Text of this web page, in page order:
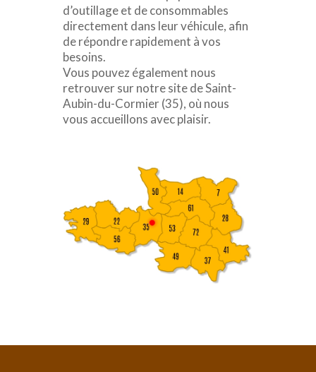
d’outillage et de consommables
directement dans leur véhicule, afin
de répondre rapidement à vos
besoins.
Vous pouvez également nous
retrouver sur notre site de Saint-
Aubin-du-Cormier (35), où nous
vous accueillons avec plaisir.